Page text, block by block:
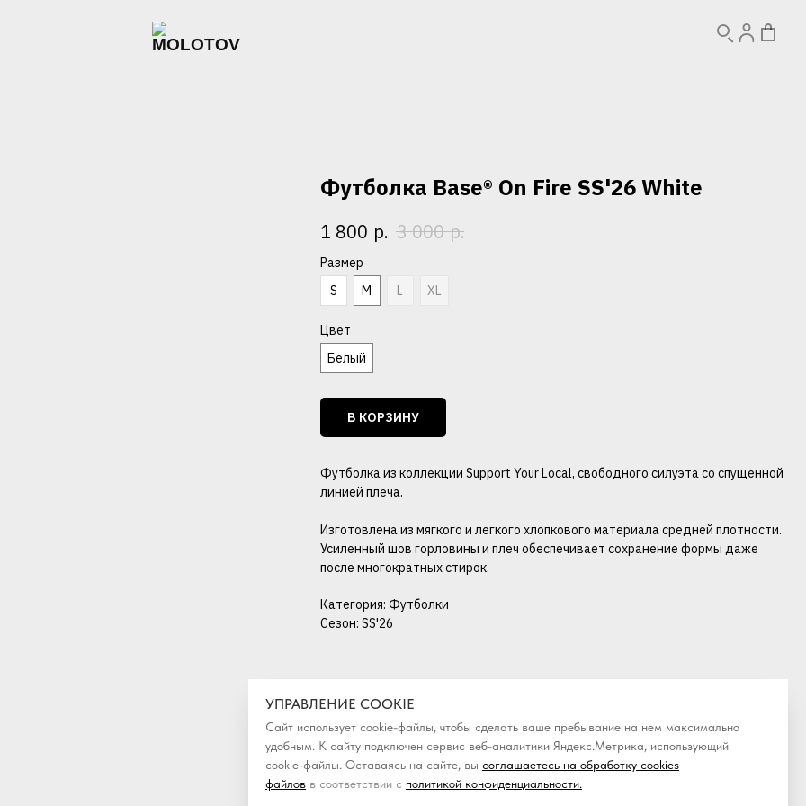
Футболка Base® On Fire SS'26 White
1 800 р. 3 000 р.
Размер
S
M L XL
Цвет
Белый
В КОРЗИНУ
Футболка из коллекции Support Your Local, свободного силуэта со спущенной
линией плеча.
Изготовлена из мягкого и легкого хлопкового материала средней плотности.
Усиленный шов горловины и плеч обеспечивает сохранение формы даже
после многократных стирок.
Категория: Футболки
Сезон: SS'26
УПРАВЛЕНИЕ COOKIE
Сайт использует cookie-файлы, чтобы сделать ваше пребывание на нем максимально
удобным. К cайту подключен сервис веб-аналитики Яндекс.Метрика, использующий
cookie-файлы. Оставаясь на сайте, вы соглашаетесь на обработку cookies
файлов в соответствии с политикой конфиденциальности.